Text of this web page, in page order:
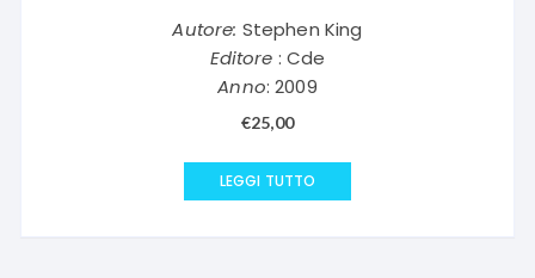
Autore: Stephen King
Editore : Cde
Anno: 2009
€25,00
LEGGI TUTTO